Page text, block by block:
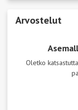
Arvostelut
Oletko